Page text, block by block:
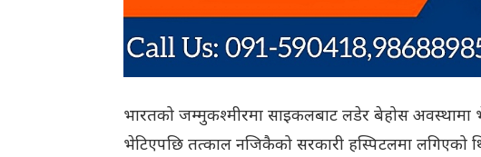
भारतको जम्मुकश्मीरमा साइकलबाट लडेर बेहोस अवस्थामा
भेटिएपछि तत्काल नजिकैको सरकारी हस्पिटलमा लगिएको